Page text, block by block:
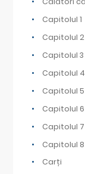
Capitolul 1
Capitolul 2
Capitolul 3
Capitolul 4
Capitolul 5
Capitolul 6
Capitolul 7
Capitolul 8
Carți